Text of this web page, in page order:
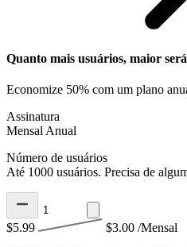
Quanto mais usuários, maior
Economize 50% com um plano
Assinatura
Mensal Anual
Número de usuários
Até 1000 usuários. Precisa de
$5.99 $3.00 /Mensal